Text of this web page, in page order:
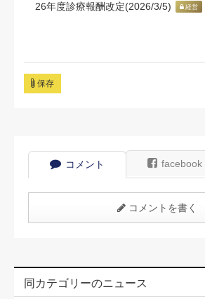
26年度診療報酬改定(2026/3/5)
経営
保存
コメント facebook
コメントを書く
同カテゴリーのニュース